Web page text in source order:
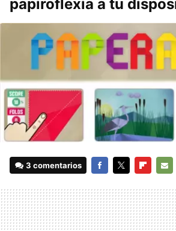
papiroflexia a tu
3 comentarios
MAIL